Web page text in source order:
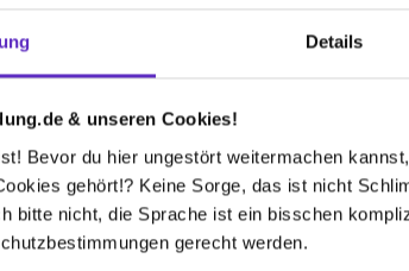
Details
& unseren Cookies!
Bevor du hier ungestört weitermachen
gehört!? Keine Sorge, das ist nicht
bitte nicht, die Sprache ist ein bisschen
gerecht werden.